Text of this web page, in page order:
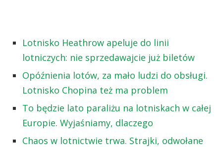
Lotnisko Heathrow apeluje do linii
lotniczych: nie sprzedawajcie już biletów
Opóźnienia lotów, za mało ludzi do obsługi.
Lotnisko Chopina też ma problem
To będzie lato paraliżu na lotniskach w całej
Europie. Wyjaśniamy, dlaczego
Chaos w lotnictwie trwa. Strajki, odwołane